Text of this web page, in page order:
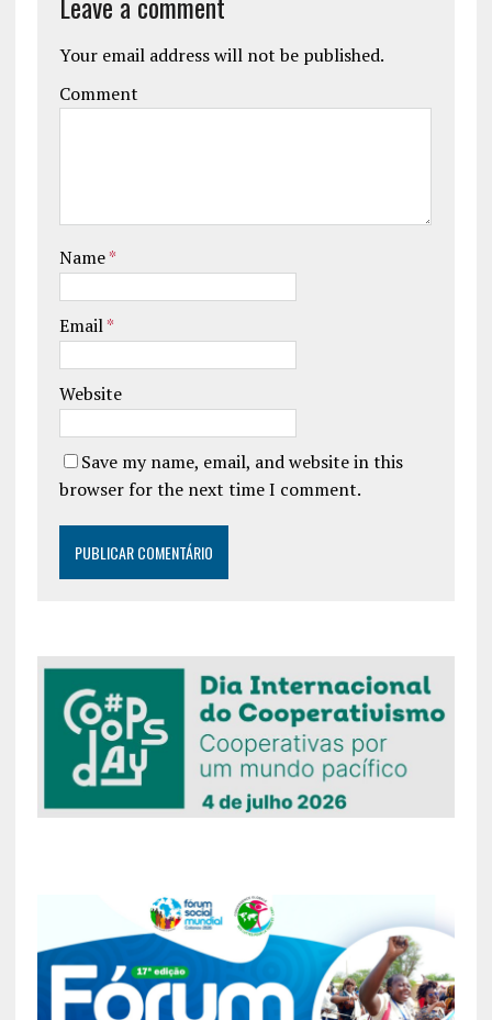
Your email address will not be published.
Comment
Name*
Email*
Website
Save my name, email, and website in this
browser for the next time I comment.